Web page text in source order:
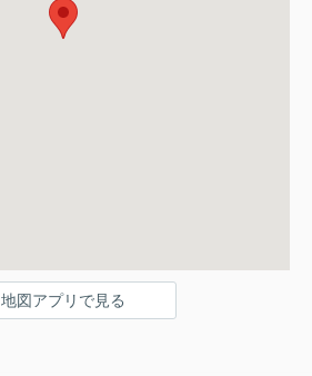
地図アプリで見る